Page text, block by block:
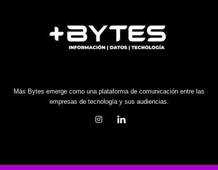
Más Bytes emerge como una plataforma de comunicación entre las
empresas de tecnología y sus audiencias.